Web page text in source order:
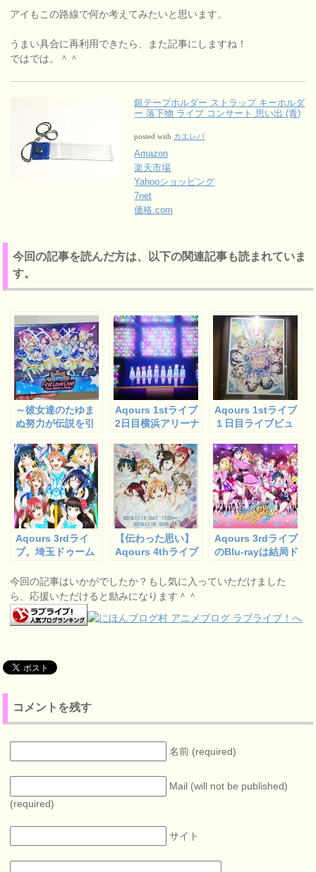
アイもこの路線で何か考えてみたいと思います。
うまい具合に再利用できたら、また記事にしますね！
ではでは。＾＾
銀テープホルダー ストラップ キーホルダ
ー 落下物 ライブ コンサート 思い出 (青)
posted with カエレバ
Amazon
楽天市場
Yahooショッピング
7net
価格.com
今回の記事を読んだ方は、以下の関連記事も読まれていま
す。
～彼女達のたゆま
ぬ努力が伝説を引
First LoveLive!
～Step! ZERO to
ONE～レビュー
Aqours 1stライブ
2日目横浜アリーナ
の生きる勇気をも
らう。
Aqours 1stライブ
１日目ライブビュ
てきました。
Aqours 3rdライ
ブ。埼玉ドゥーム
ました！
【伝わった思い】
Aqours 4thライブ
to the Sunshine
～【伝えたい想
Aqours 3rdライブ
のBlu-rayは結局ド
特典のバランスが
今回の記事はいかがでしたか？もし気に入っていただけました
ら、応援いただけると励みになります＾＾
コメントを残す
名前 (required)
Mail (will not be published)
(required)
サイト